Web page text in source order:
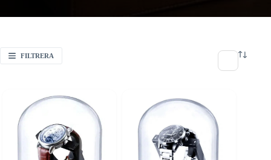
FILTRERA